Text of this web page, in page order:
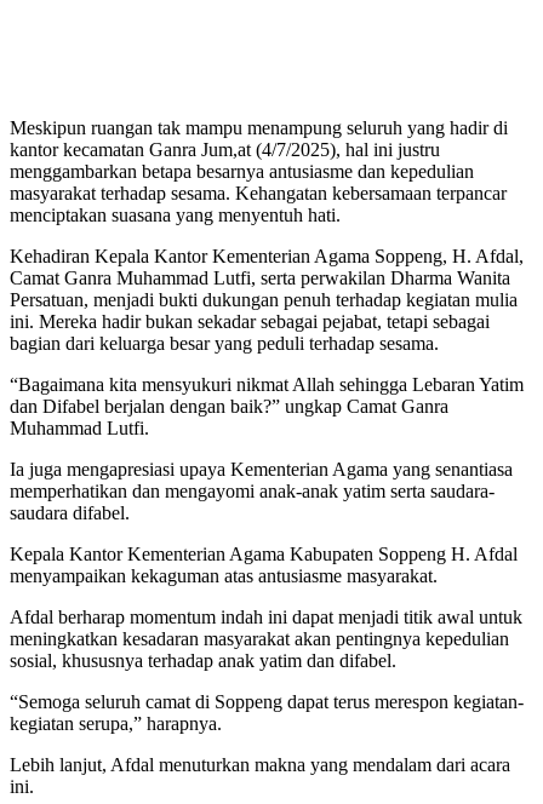
Meskipun ruangan tak mampu menampung seluruh yang hadir di
kantor kecamatan Ganra Jum,at (4/7/2025), hal ini justru
menggambarkan betapa besarnya antusiasme dan kepedulian
masyarakat terhadap sesama. Kehangatan kebersamaan terpancar
menciptakan suasana yang menyentuh hati.
Kehadiran Kepala Kantor Kementerian Agama Soppeng, H. Afdal,
Camat Ganra Muhammad Lutfi, serta perwakilan Dharma Wanita
Persatuan, menjadi bukti dukungan penuh terhadap kegiatan mulia
ini. Mereka hadir bukan sekadar sebagai pejabat, tetapi sebagai
bagian dari keluarga besar yang peduli terhadap sesama.
“Bagaimana kita mensyukuri nikmat Allah sehingga Lebaran Yatim
dan Difabel berjalan dengan baik?” ungkap Camat Ganra
Muhammad Lutfi.
Ia juga mengapresiasi upaya Kementerian Agama yang senantiasa
memperhatikan dan mengayomi anak-anak yatim serta saudara-
saudara difabel.
Kepala Kantor Kementerian Agama Kabupaten Soppeng H. Afdal
menyampaikan kekaguman atas antusiasme masyarakat.
Afdal berharap momentum indah ini dapat menjadi titik awal untuk
meningkatkan kesadaran masyarakat akan pentingnya kepedulian
sosial, khususnya terhadap anak yatim dan difabel.
“Semoga seluruh camat di Soppeng dapat terus merespon kegiatan-
kegiatan serupa,” harapnya.
Lebih lanjut, Afdal menuturkan makna yang mendalam dari acara
ini.